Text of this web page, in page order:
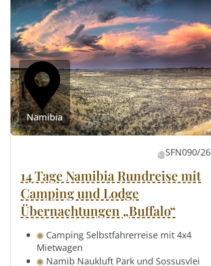
Namibia
SFN090/26
14 Tage Namibia Rundreise mit
Camping und Lodge
Übernachtungen „Buffalo“
Camping Selbstfahrerreise mit 4x4
Mietwagen
Namib Naukluft Park und Sossusvlei